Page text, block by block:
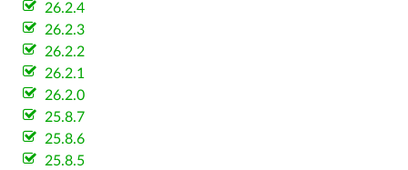
26.2.4
26.2.3
26.2.2
26.2.1
26.2.0
25.8.7
25.8.6
25.8.5